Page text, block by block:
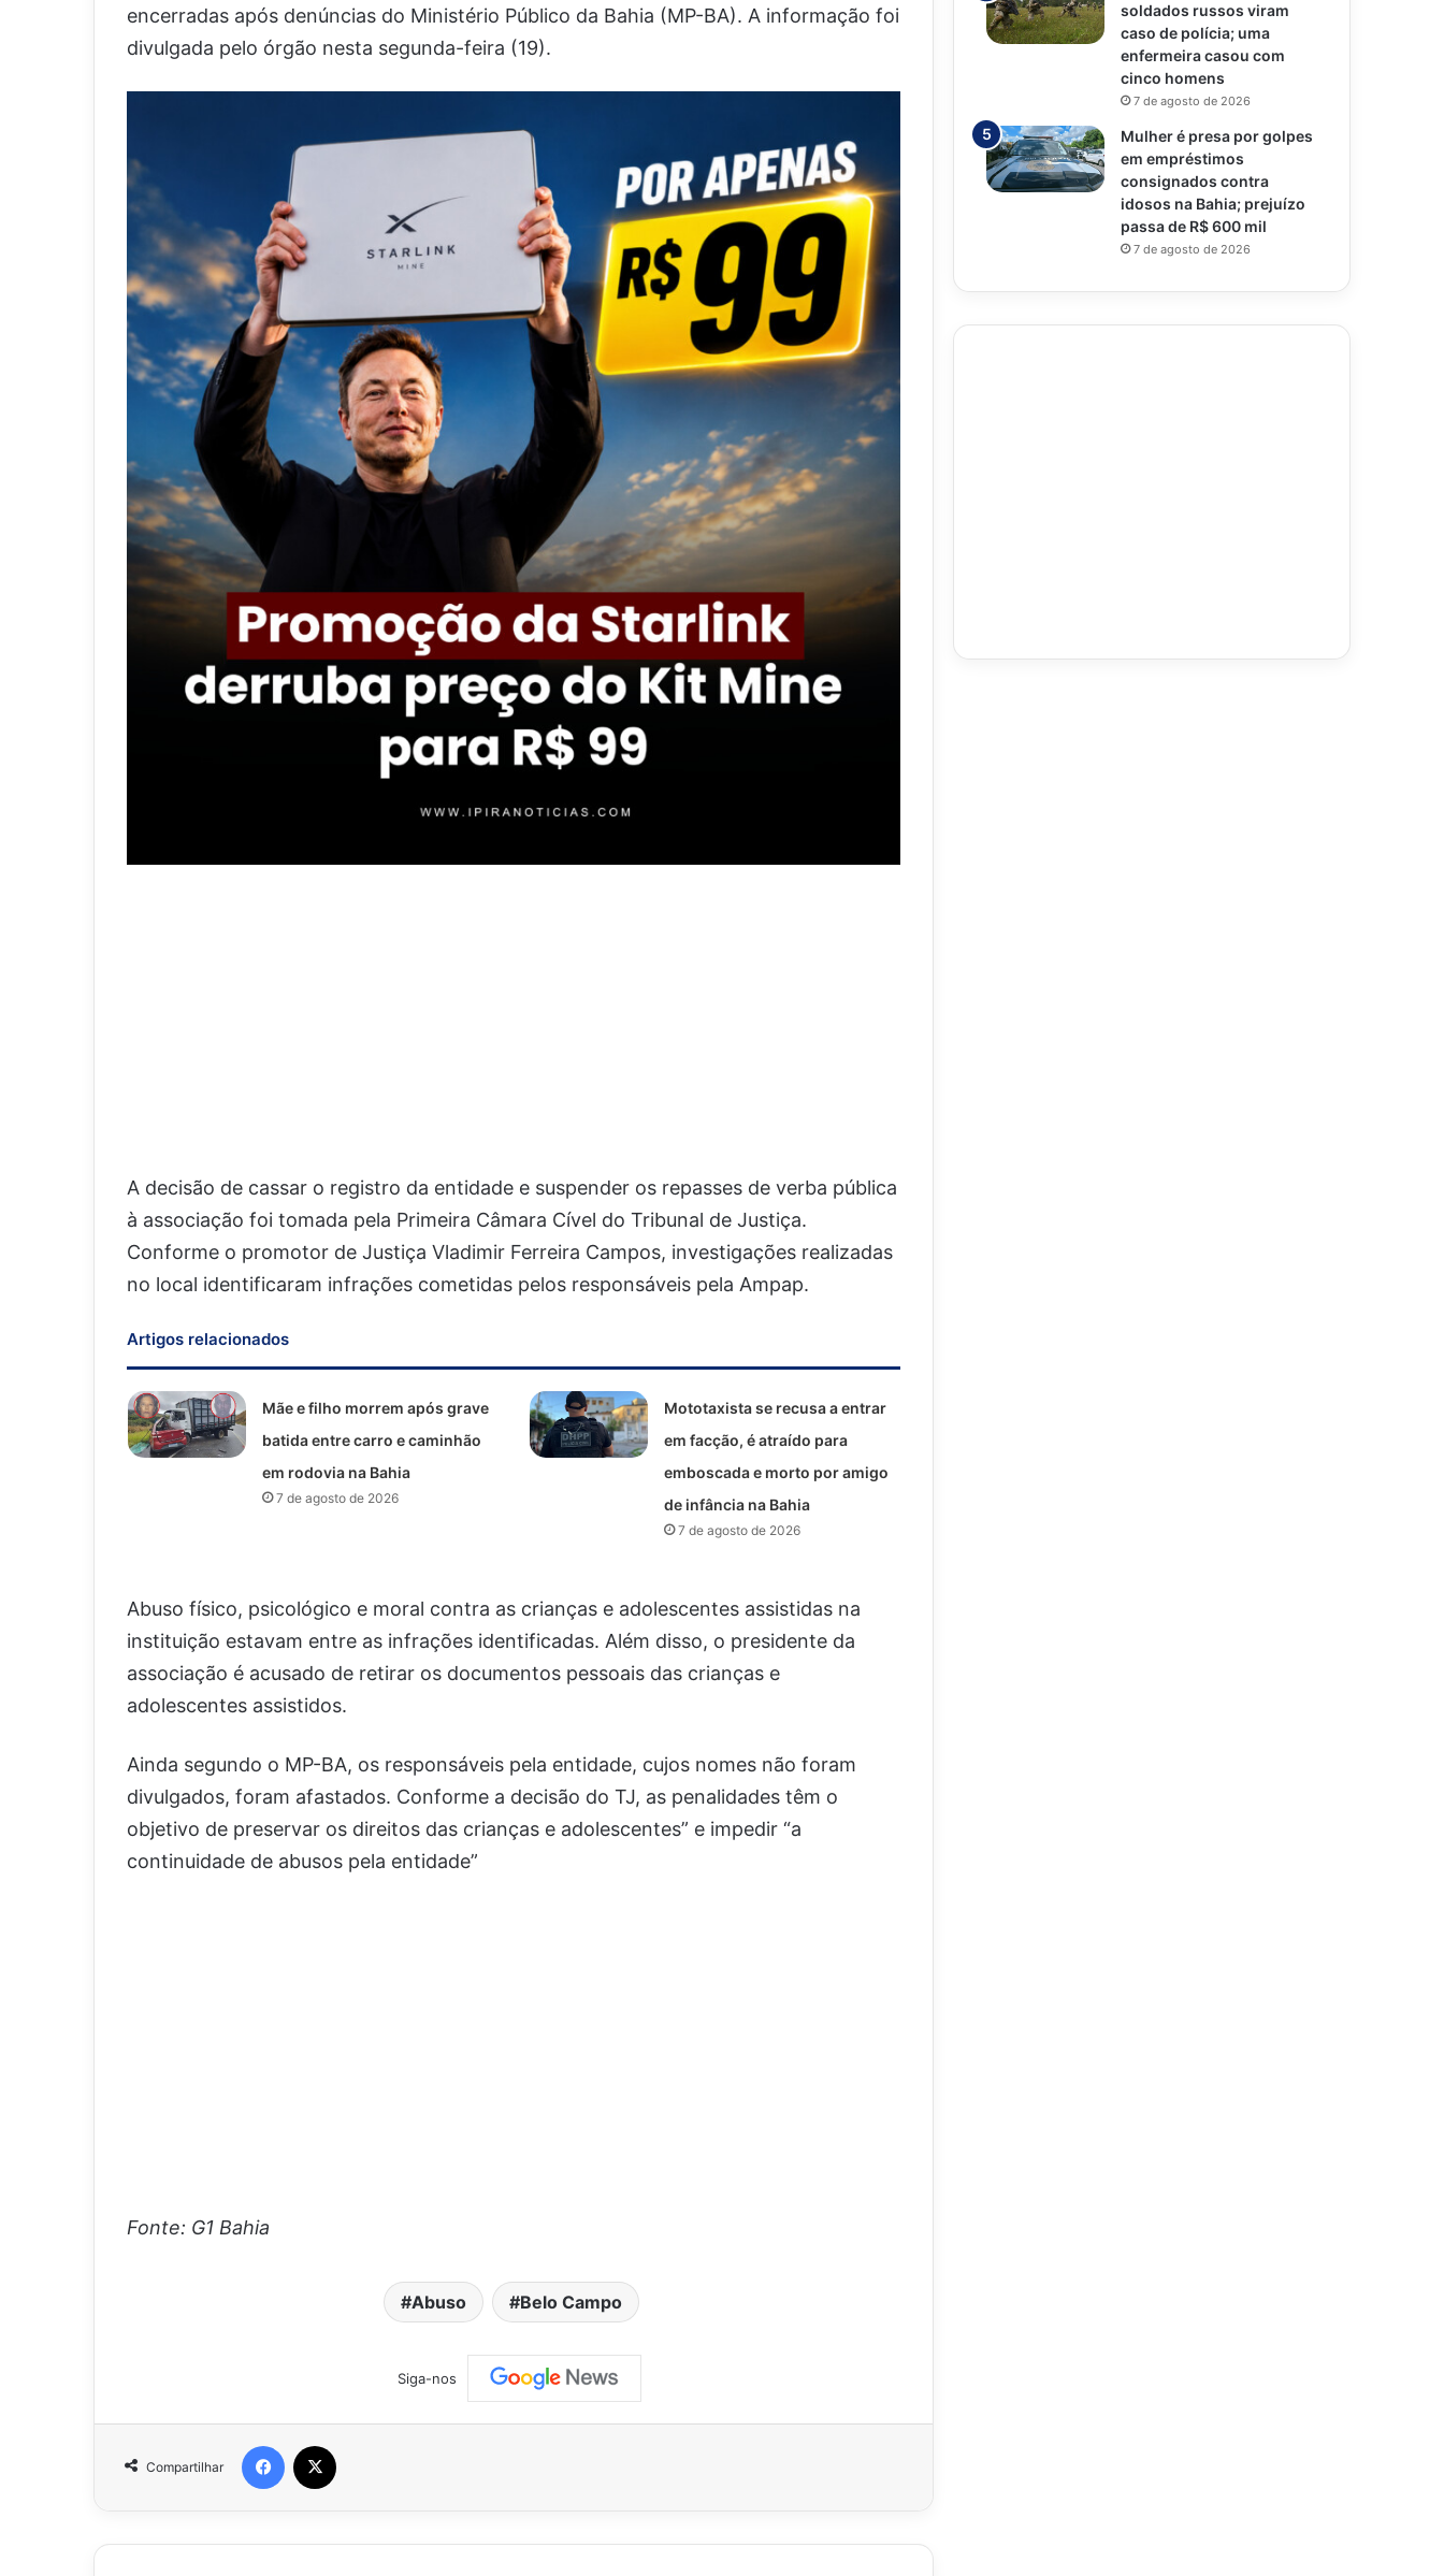
encerradas após denúncias do Ministério Público da Bahia (MP-BA). A informação foi
divulgada pelo órgão nesta segunda-feira (19).
A decisão de cassar o registro da entidade e suspender os repasses de verba pública
à associação foi tomada pela Primeira Câmara Cível do Tribunal de Justiça.
Conforme o promotor de Justiça Vladimir Ferreira Campos, investigações realizadas
no local identificaram infrações cometidas pelos responsáveis pela Ampap.
Artigos relacionados
Mãe e filho morrem após grave
batida entre carro e caminhão
em rodovia na Bahia
7 de agosto de 2026
Mototaxista se recusa a entrar
em facção, é atraído para
emboscada e morto por amigo
de infância na Bahia
7 de agosto de 2026
Abuso físico, psicológico e moral contra as crianças e adolescentes assistidas na
instituição estavam entre as infrações identificadas. Além disso, o presidente da
associação é acusado de retirar os documentos pessoais das crianças e
adolescentes assistidos.
Ainda segundo o MP-BA, os responsáveis pela entidade, cujos nomes não foram
divulgados, foram afastados. Conforme a decisão do TJ, as penalidades têm o
objetivo de preservar os direitos das crianças e adolescentes” e impedir “a
continuidade de abusos pela entidade”
Fonte: G1 Bahia
Abuso Belo Campo
Siga-nos
Compartilhar
Facebook
soldados russos viram
caso de polícia; uma
enfermeira casou com
cinco homens
7 de agosto de 2026
Mulher é presa por golpes
em empréstimos
consignados contra
idosos na Bahia; prejuízo
passa de R$ 600 mil
7 de agosto de 2026